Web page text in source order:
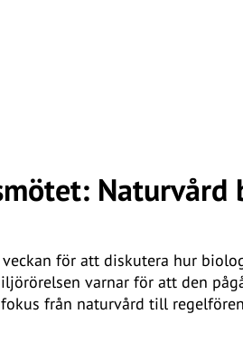
Naturvård
för att diskutera hur
varnar för att den
från naturvård till